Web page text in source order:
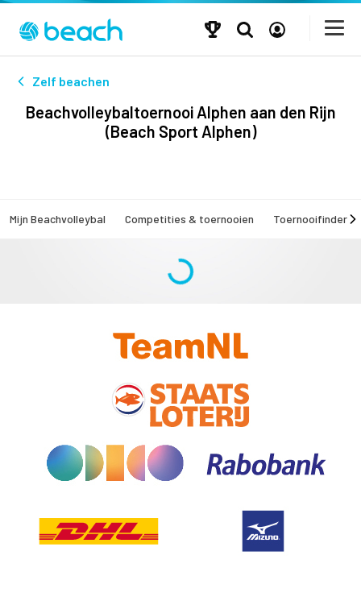
Zelf beachen
Beachvolleybaltoernooi Alphen aan den Rijn
(Beach Sport Alphen)
Mijn Beachvolleybal Competities & toernooien Toernooifinder